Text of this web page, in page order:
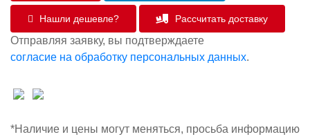
Нашли дешевле? Рассчитать доставку
Отправляя заявку, вы подтверждаете
согласие на обработку персональных данных.
*Наличие и цены могут меняться, просьба информацию